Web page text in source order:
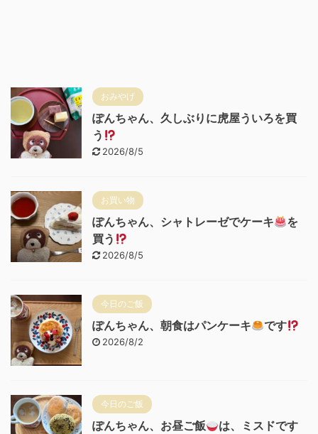
おみやげ
ぽんちゃん、久しぶりに虎屋ういろを買
う
2026/8/5
お買い物
ぽんちゃん、シャトレーゼでケーキ
を
買う
2026/8/5
今日のご飯
ぽんちゃん、朝食はパンケーキ です
2026/8/2
今日のご飯
ぽんちゃん、お昼ご飯 は、ミスドです